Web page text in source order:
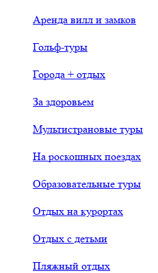
Аренда вилл и замков
Гольф-туры
Города + отдых
За здоровьем
Мультистрановые туры
На роскошных поездах
Образовательные туры
Отдых на курортах
Отдых с детьми
Пляжный отдых